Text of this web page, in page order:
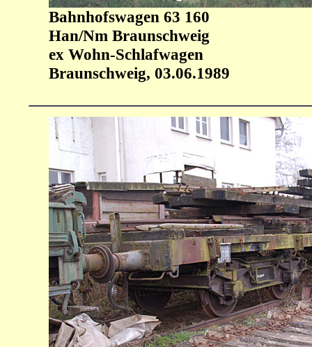
Bahnhofswagen 63 160
Han/Nm Braunschweig
ex Wohn-Schlafwagen
Braunschweig, 03.06.1989